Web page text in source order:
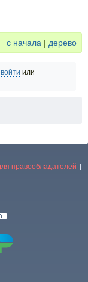
с начала | дерево
войти или
правообладателей |